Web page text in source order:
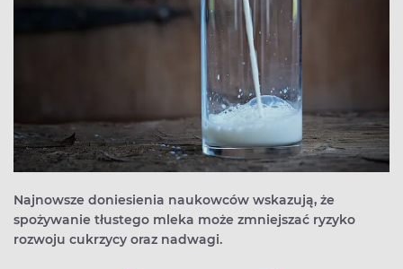
Najnowsze doniesienia naukowców wskazują, że
spożywanie tłustego mleka może zmniejszać ryzyko
rozwoju cukrzycy oraz nadwagi.